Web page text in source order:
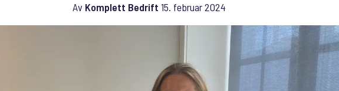
Av Komplett Bedrift 15. februar 2024